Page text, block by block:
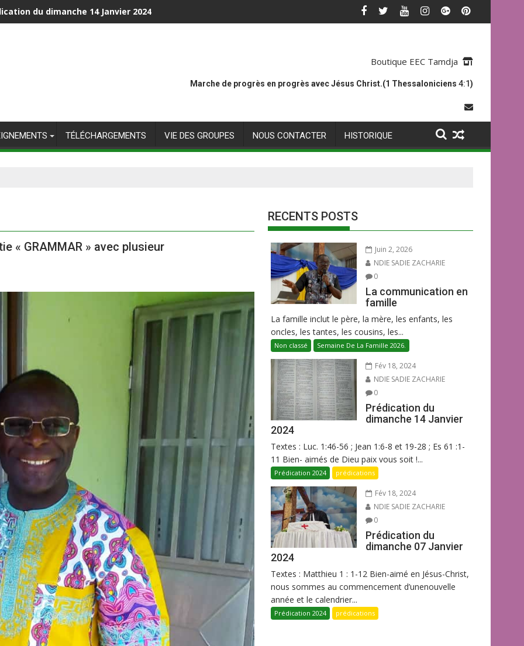
du dimanche 14 Janvier 2024
Boutique EEC Tamdja
Marche de progrès en progrès avec Jésus Christ.(1 Thessaloniciens 4:1)
TÉLÉCHARGEMENTS VIE DES GROUPES NOUS CONTACTER HISTORIQUE
« GRAMMAR » avec plusieur
RECENTS POSTS
Juin 2, 2026
NDIE SADIE ZACHARIE
0
La communication en
famille
La famille inclut le père, la mère, les enfants, les
oncles, les tantes, les cousins, les...
Non classé Semaine De La Famille 2026.
Fév 18, 2024
NDIE SADIE ZACHARIE
0
Prédication du
dimanche 14 Janvier
2024
Textes : Luc. 1:46-56 ; Jean 1:6-8 et 19-28 ; Es 61 :1-
11 Bien- aimés de Dieu paix vous soit !...
Prédication 2024 prédications
Fév 18, 2024
NDIE SADIE ZACHARIE
0
Prédication du
dimanche 07 Janvier
2024
Textes : Matthieu 1 : 1-12 Bien-aimé en Jésus-Christ,
nous sommes au commencement d’unenouvelle
année et le calendrier...
Prédication 2024 prédications